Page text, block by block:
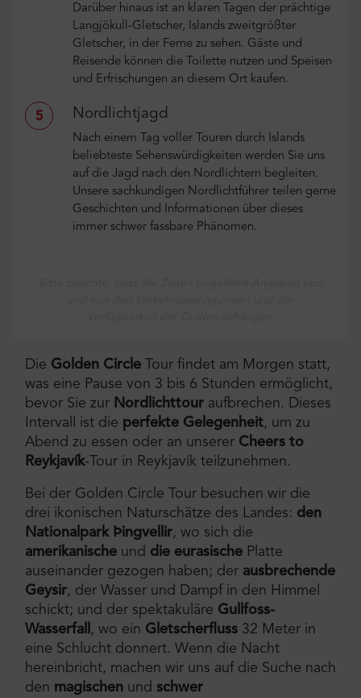
Darüber hinaus ist an klaren Tagen der prächtige
Langjökull-Gletscher, Islands zweitgrößter
Gletscher, in der Ferne zu sehen. Gäste und
Reisende können die Toilette nutzen und Speisen
und Erfrischungen an diesem Ort kaufen.
5 Nordlichtjagd
Nach einem Tag voller Touren durch Islands
beliebteste Sehenswürdigkeiten werden Sie uns
auf die Jagd nach den Nordlichtern begleiten.
Unsere sachkundigen Nordlichtführer teilen gerne
Geschichten und Informationen über dieses
immer schwer fassbare Phänomen.
Die Golden Circle Tour findet am Morgen statt,
was eine Pause von 3 bis 6 Stunden ermöglicht,
bevor Sie zur Nordlichttour aufbrechen. Dieses
Intervall ist die perfekte Gelegenheit, um zu
Abend zu essen oder an unserer Cheers to
Reykjavík-Tour in Reykjavík teilzunehmen.
Bei der Golden Circle Tour besuchen wir die
drei ikonischen Naturschätze des Landes: den
Nationalpark Þingvellir, wo sich die
amerikanische und die eurasische Platte
auseinander gezogen haben; der ausbrechende
Geysir, der Wasser und Dampf in den Himmel
schickt; und der spektakuläre Gullfoss-
Wasserfall , wo ein Gletscherfluss 32 Meter in
eine Schlucht donnert. Wenn die Nacht
hereinbricht, machen wir uns auf die Suche nach
den magischen und schwer